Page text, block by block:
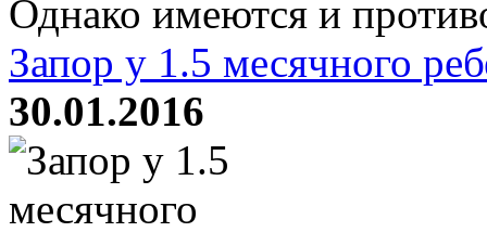
Однако имеются и
Запор у 1.5 месячного
30.01.2016